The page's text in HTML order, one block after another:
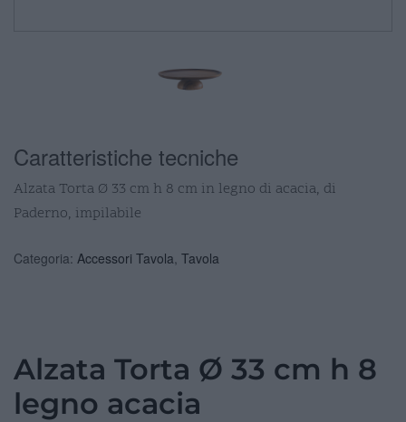
Caratteristiche tecniche
Alzata Torta Ø 33 cm h 8 cm in legno di acacia, di
Paderno, impilabile
Categoria: Accessori Tavola Tavola
Alzata Torta Ø 33 cm h 8
legno acacia